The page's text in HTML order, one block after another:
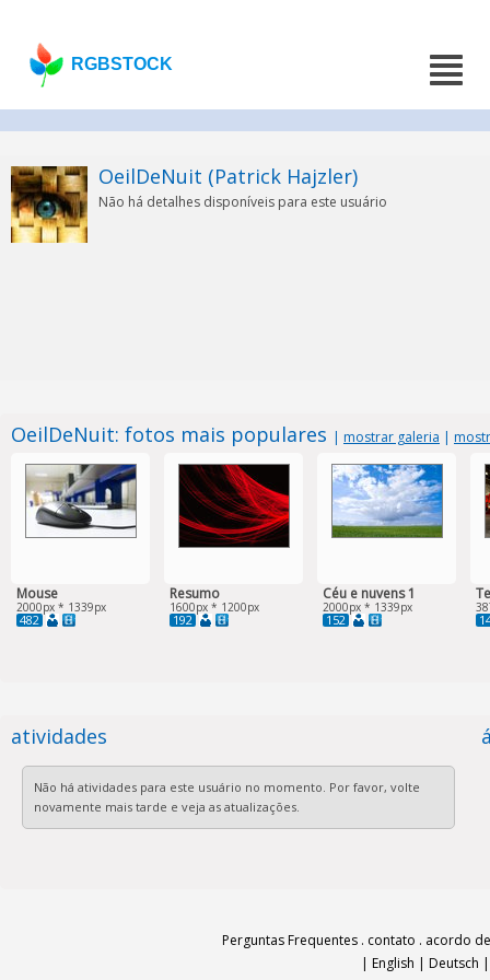
RGBSTOCK
OeilDeNuit (Patrick Hajzler)
Não há detalhes disponíveis para este usuário
OeilDeNuit: fotos mais populares | mostrar galeria |
Mouse
2000px * 1339px
482
Resumo
1600px * 1200px
192
Céu e nuvens 1
2000px * 1339px
152
atividades
Não há atividades para este usuário no momento. Por favor, volte
novamente mais tarde e veja as atualizações.
Perguntas Frequentes . contato . acordo
| English | Deutsch